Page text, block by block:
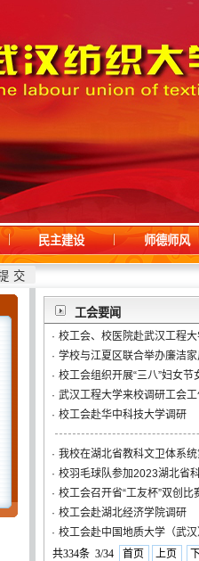
民主建设 师德师风
工会要闻
· 校工会、校医院赴武汉工程
· 学校与江夏区联合举办廉洁
· 校工会组织开展“三八”妇女
· 武汉工程大学来校调研工会
· 校工会赴华中科技大学调研
· 我校在湖北省教科文卫体系
· 校羽毛球队参加2023湖北省
· 校工会召开省“工友杯”双创比
· 校工会赴湖北经济学院调研
· 校工会赴中国地质大学（武
共334条 3/34
首页 上页